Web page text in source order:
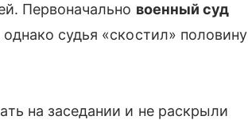
Первоначально военный суд
однако судья «скостил» половину
на заседании и не раскрыли